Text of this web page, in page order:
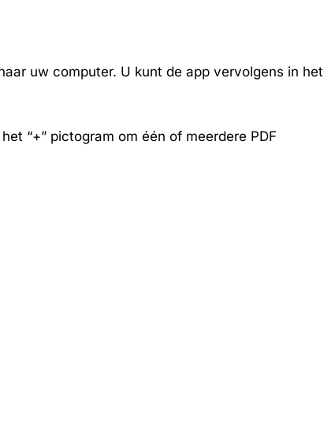
uw computer. U kunt de app vervolgens in het
“+” pictogram om één of meerdere PDF